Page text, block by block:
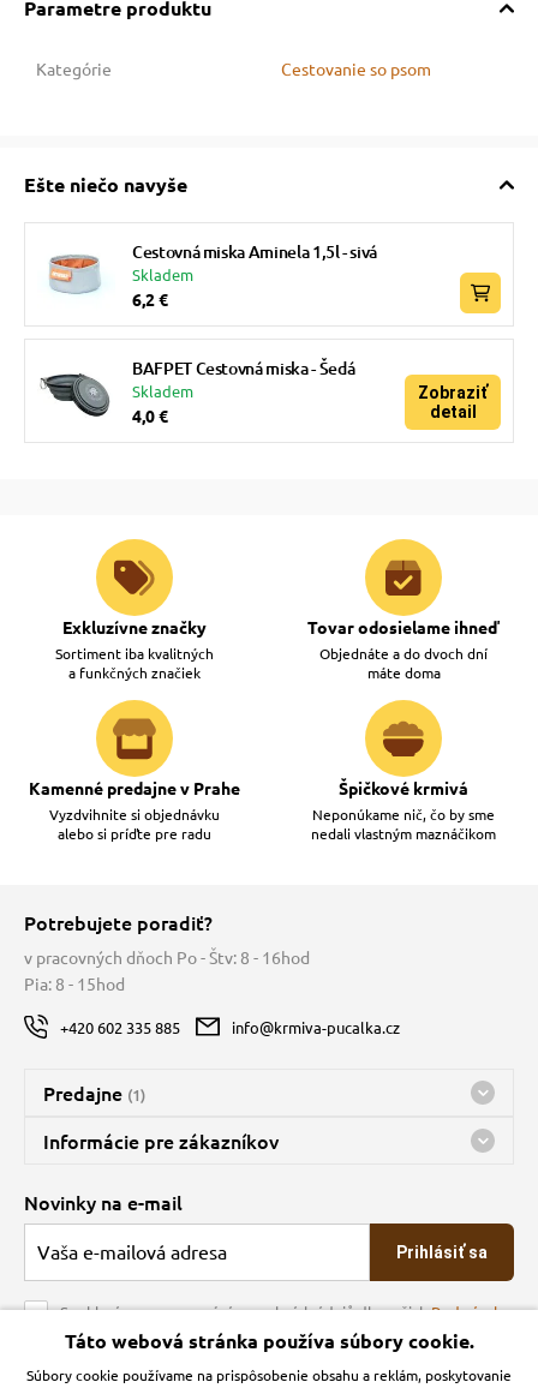
Parametre produktu
Kategórie Cestovanie so psom
Ešte niečo navyše
Cestovná miska Aminela 1,5l - sivá
Skladem
6,2 €
BAFPET Cestovná miska - Šedá
Skladem
4,0 €
Zobraziť
detail
Exkluzívne značky
Sortiment iba kvalitných
a funkčných značiek
Tovar odosielame ihneď
Objednáte a do dvoch dní
máte doma
Kamenné predajne v Prahe
Vyzdvihnite si objednávku
alebo si príďte pre radu
Špičkové krmivá
Neponúkame nič, čo by sme
nedali vlastným maznáčikom
Potrebujete poradiť?
v pracovných dňoch Po - Štv: 8 - 16hod
Pia: 8 - 15hod
+420 602 335 885 info@krmiva-pucalka.cz
Predajne (1)
Predajňa a sklad Kbely
Bohužiaľ, momentálne máme zatvorené
Informácie pre zákazníkov
O spoločnosti
Veľkoobchod
Obchodné podmienky
Kontakt
Podmienky ochrany osobných údajov
Novinky na e-mail
Prihlásiť sa
Souhlasím se zpracováním osobních údajů dle našichPodmínek
ochrany osobních údajů
Táto webová stránka používa súbory cookie.
Súbory cookie používame na prispôsobenie obsahu a reklám, poskytovanie